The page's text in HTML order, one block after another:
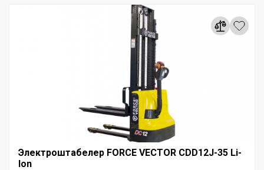
Электроштабелер FORCE VECTOR CDD12J-35 Li-
Ion